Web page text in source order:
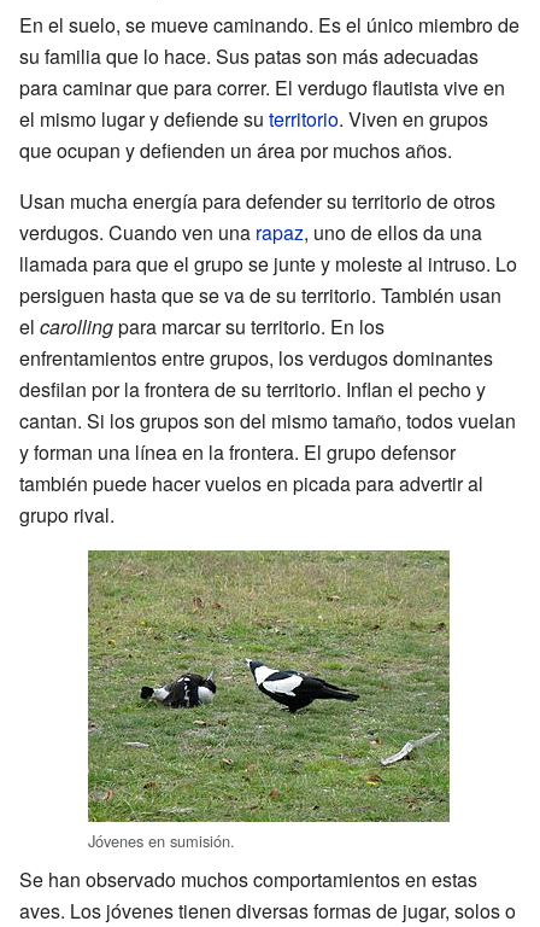
En el suelo, se mueve caminando. Es el único miembro de
su familia que lo hace. Sus patas son más adecuadas
para caminar que para correr. El verdugo flautista vive en
el mismo lugar y defiende su territorio. Viven en grupos
que ocupan y defienden un área por muchos años.
Usan mucha energía para defender su territorio de otros
verdugos. Cuando ven una rapaz, uno de ellos da una
llamada para que el grupo se junte y moleste al intruso. Lo
persiguen hasta que se va de su territorio. También usan
el carollingpara marcar su territorio. En los
enfrentamientos entre grupos, los verdugos dominantes
desfilan por la frontera de su territorio. Inflan el pecho y
cantan. Si los grupos son del mismo tamaño, todos vuelan
y forman una línea en la frontera. El grupo defensor
también puede hacer vuelos en picada para advertir al
grupo rival.
Jóvenes en sumisión.
Se han observado muchos comportamientos en estas
aves. Los jóvenes tienen diversas formas de jugar, solos o